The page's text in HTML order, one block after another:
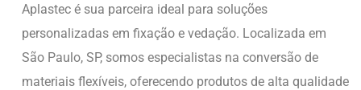
Aplastec é sua parceira ideal para soluções
personalizadas em fixação e vedação. Localizada em
São Paulo, SP, somos especialistas na conversão de
materiais flexíveis, oferecendo produtos de alta qualidade